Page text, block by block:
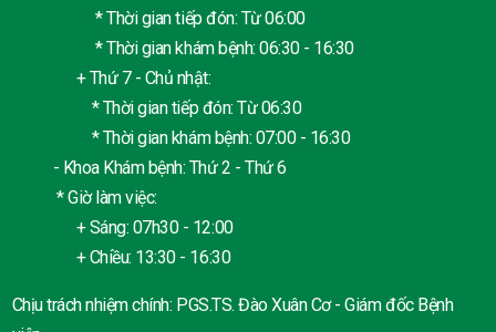
* Thời gian tiếp đón: Từ 06:00
* Thời gian khám bệnh: 06:30 - 16:30
+ Thứ 7 - Chủ nhật:
* Thời gian tiếp đón: Từ 06:30
* Thời gian khám bệnh: 07:00 - 16:30
- Khoa Khám bệnh: Thứ 2 - Thứ 6
* Giờ làm việc:
+ Sáng: 07h30 - 12:00
+ Chiều: 13:30 - 16:30
Chịu trách nhiệm chính: PGS.TS. Đào Xuân Cơ - Giám đốc Bệnh